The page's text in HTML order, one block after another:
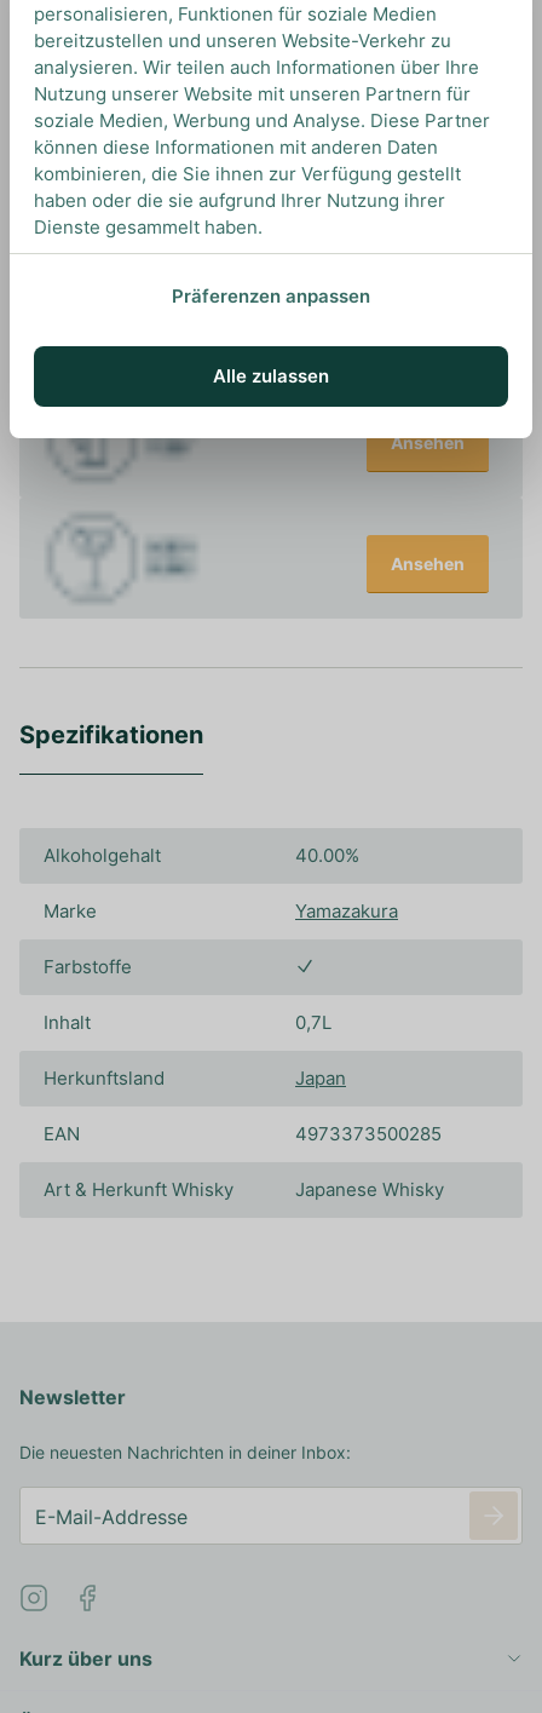
Wir empfehlen diesen Whisky pur zu genießen
oder für Drinks wie den Bobby Burns oder Hot
Toddy.
DRINKS MIT YAMAZAKURA? UNSERE
EMPFEHLUNGEN
Ansehen
Ansehen
Spezifikationen
Alkoholgehalt 40.00%
Marke Yamazakura
Farbstoffe
Inhalt 0,7L
Herkunftsland Japan
EAN 4973373500285
Art & Herkunft Whisky Japanese Whisky
Kurz über uns
Newsletter
Die neuesten Nachrichten in deiner Inbox:
personalisieren, Funktionen für soziale Medien
bereitzustellen und unseren Website-Verkehr zu
analysieren. Wir teilen auch Informationen über Ihre
Nutzung unserer Website mit unseren Partnern für
soziale Medien, Werbung und Analyse. Diese Partner
können diese Informationen mit anderen Daten
kombinieren, die Sie ihnen zur Verfügung gestellt
haben oder die sie aufgrund Ihrer Nutzung ihrer
Dienste gesammelt haben.
Präferenzen anpassen
Alle zulassen